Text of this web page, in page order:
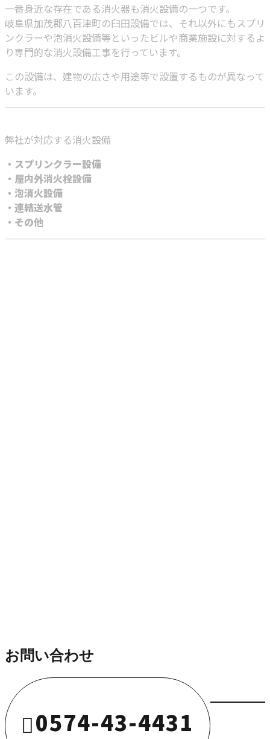
一番身近な存在である消火器も消火設備の一つです。
岐阜県加茂郡八百津町の臼田設備では、それ以外にもスプリ
ンクラーや泡消火設備等といったビルや商業施設に対するよ
り専門的な消火設備工事を行っています。
この設備は、建物の広さや用途等で設置するものが異なって
います。
弊社が対応する消火設備
・スプリンクラー設備
・屋内外消火栓設備
・泡消火設備
・連結送水管
・その他
お問い合わせ
0574-43-4431